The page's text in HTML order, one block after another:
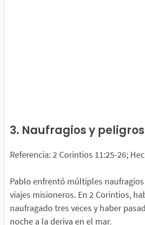
3. Naufragios y
Referencia: 2 Corintios 11:25-26;
Pablo enfrentó múltiples
viajes misioneros. En 2 Corintios,
naufragado tres veces y haber
noche a la deriva en el mar.